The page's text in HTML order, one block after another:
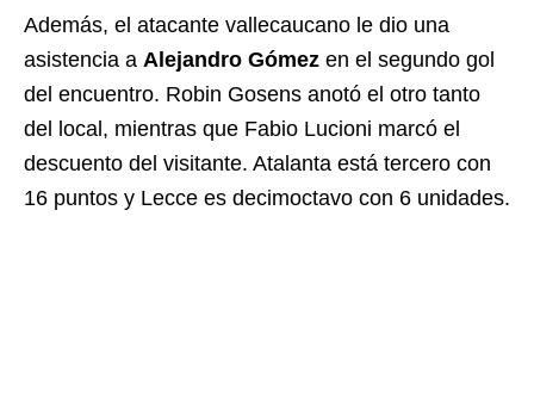
Además, el atacante vallecaucano le dio una
asistencia a Alejandro Gómez en el segundo gol
del encuentro. Robin Gosens anotó el otro tanto
del local, mientras que Fabio Lucioni marcó el
descuento del visitante. Atalanta está tercero con
16 puntos y Lecce es decimoctavo con 6 unidades.